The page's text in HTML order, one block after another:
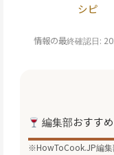
シピ
情報の最終確認日:
編集部おすす
※HowToCook.JP編集